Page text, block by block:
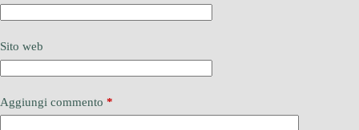
Sito web
Aggiungi commento *